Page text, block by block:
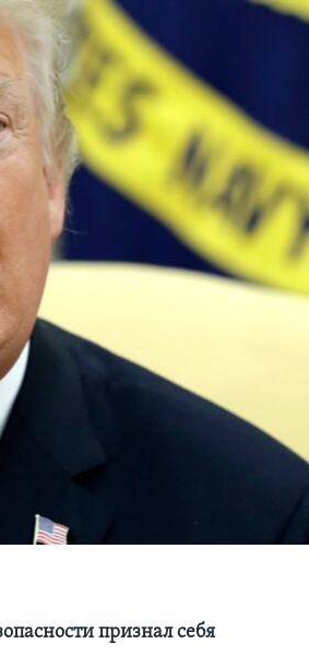
признал себя